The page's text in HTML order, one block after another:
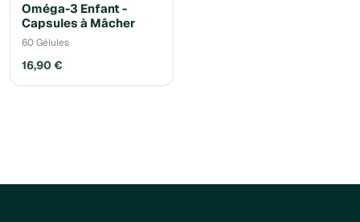
Oméga-3 Enfant -
Capsules à Mâcher
60 Gélules
16,90 €